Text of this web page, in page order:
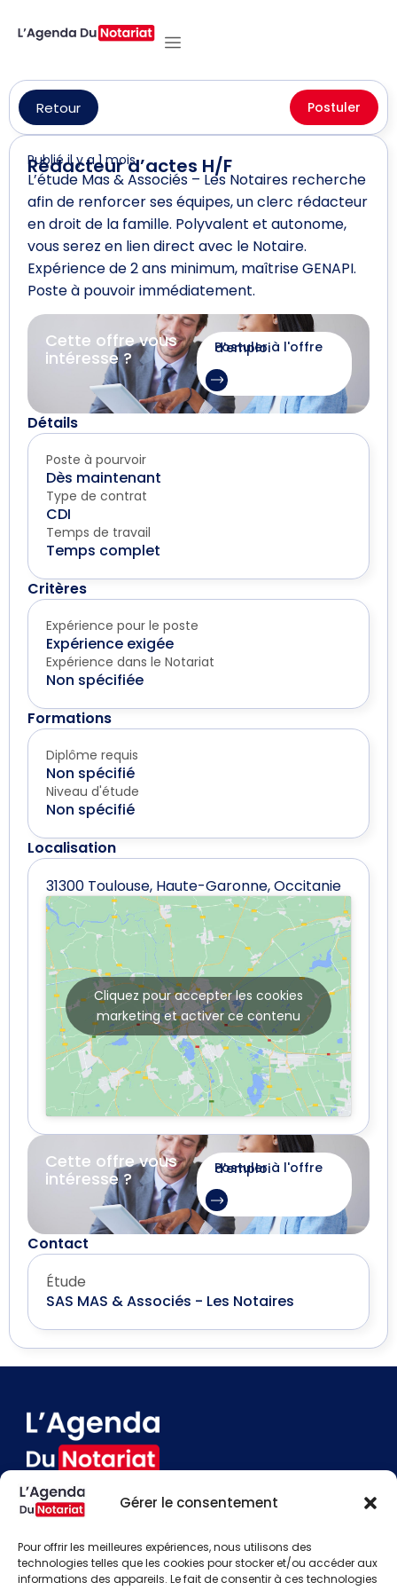
Gérer le consentement
Pour offrir les meilleures expériences, nous utilisons des
technologies telles que les cookies pour stocker et/ou accéder aux
informations des appareils. Le fait de consentir à ces technologies
Retour Postuler
Rédacteur d’actes H/F
Publié il y a 1 mois
L’étude Mas & Associés – Les Notaires recherche
afin de renforcer ses équipes, un clerc rédacteur
en droit de la famille. Polyvalent et autonome,
vous serez en lien direct avec le Notaire.
Expérience de 2 ans minimum, maîtrise GENAPI.
Poste à pouvoir immédiatement.
Cette offre vous
intéresse ?
Postuler à l'offre d'emploi
Détails
Poste à pourvoir
Dès maintenant
Type de contrat
CDI
Temps de travail
Temps complet
Critères
Expérience pour le poste
Expérience exigée
Expérience dans le Notariat
Non spécifiée
Formations
Diplôme requis
Non spécifié
Niveau d'étude
Non spécifié
Localisation
31300 Toulouse, Haute-Garonne, Occitanie
Cliquez pour accepter les cookies
marketing et activer ce contenu
Cette offre vous
intéresse ?
Postuler à l'offre d'emploi
Contact
Étude
SAS MAS & Associés - Les Notaires
Contact
Besoin d'aide